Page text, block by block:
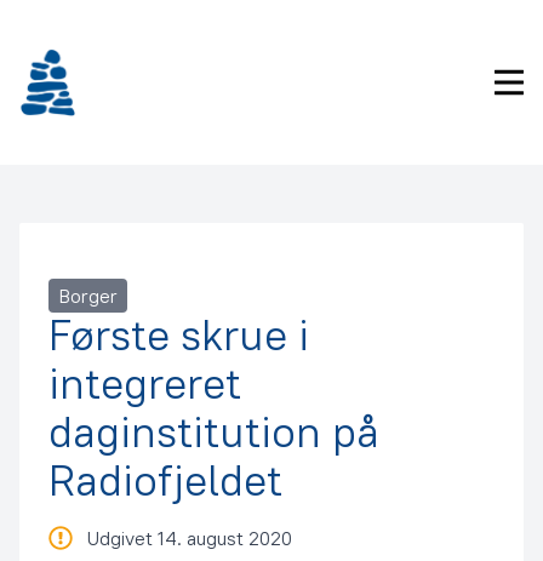
indhold
Borger
Første skrue i
integreret
daginstitution på
Radiofjeldet
Udgivet 14. august 2020